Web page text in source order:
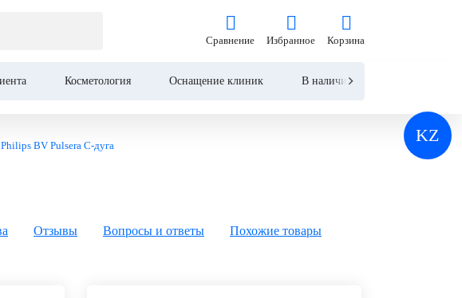
KZ
Сравнение
Сравнение
Избранное Корзина
Косметология Оснащение клиник В наличии
Philips BV Pulsera С-дуга
Купить
Отзывы Вопросы и ответы Похожие товары